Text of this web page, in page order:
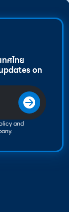
ศไทย
on
and